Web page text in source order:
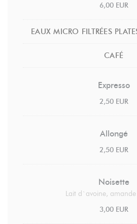
6,00 EUR
EAUX MICRO FILTRÉES
CAFÉ
Expresso
2,50 EUR
Allongé
2,50 EUR
Noisette
Lait d`avoine,
3,00 EUR